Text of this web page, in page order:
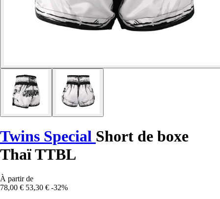
Twins Special Short de boxe
Thaï TTBL
À partir de
78,00 € 53,30 € -32%